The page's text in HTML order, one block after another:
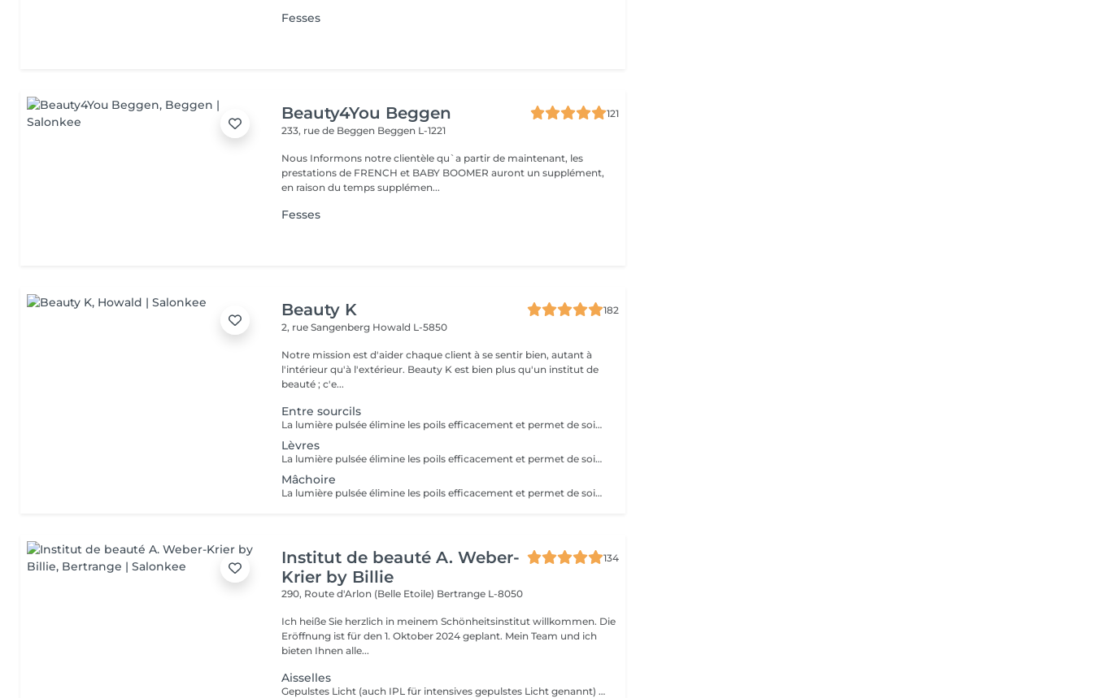
Fesses
Beauty4You Beggen
121
233, rue de Beggen Beggen L-1221
Nous Informons notre clientèle qu`a partir de maintenant, les
prestations de FRENCH et BABY BOOMER auront un supplément,
en raison du temps supplémen...
Fesses
Beauty K
182
2, rue Sangenberg Howald L-5850
Notre mission est d'aider chaque client à se sentir bien, autant à
l'intérieur qu'à l'extérieur. Beauty K est bien plus qu'un institut de
beauté ; c'e...
Entre sourcils
La lumière pulsée élimine les poils efficacement et permet de soigner les boutons de poils incarnés. ATTENTION - Ne pas mettre de crème et/ou de parfum sur la zone à épiler - Ne pas être sous traitement médicamenteux photo sensibilisant au moment de l'épilation
Lèvres
La lumière pulsée élimine les poils efficacement et permet de soigner les boutons de poils incarnés. ATTENTION - Ne pas mettre de crème et/ou de parfum sur la zone à épiler - Ne pas être sous traitement médicamenteux photo sensibilisant au moment de l'épilation
Mâchoire
La lumière pulsée élimine les poils efficacement et permet de soigner les boutons de poils incarnés. ATTENTION - Ne pas mettre de crème et/ou de parfum sur la zone à épiler - Ne pas être sous traitement médicamenteux photo sensibilisant au moment de l'épilation
Institut de beauté A. Weber-
Krier by Billie
134
290, Route d'Arlon (Belle Etoile) Bertrange L-8050
Ich heiße Sie herzlich in meinem Schönheitsinstitut willkommen. Die
Eröffnung ist für den 1. Oktober 2024 geplant. Mein Team und ich
bieten Ihnen alle...
Aisselles
Gepulstes Licht (auch IPL für intensives gepulstes Licht genannt) wirkt auf das Haar, indem es ein Licht sendet, das vom schwarzen Pigment des Haares absorbiert wird. Lokal gepulstes Licht wird zu Wärme. Es ist diese thermische Reaktion an der Haarwurzel (der Zwiebel), die das Nachwachsen verändert und verlangsamt. Ab den ersten Sitzungen fallen die Haare aus und wachsen immer weniger nach.